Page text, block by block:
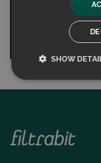
SHOW
Strictly
necessary
Targeting